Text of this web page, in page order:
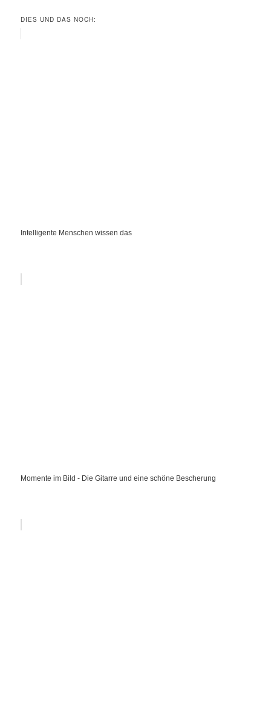
DIES UND DAS NOCH:
Intelligente Menschen wissen das
Momente im Bild - Die Gitarre und eine schöne Bescherung